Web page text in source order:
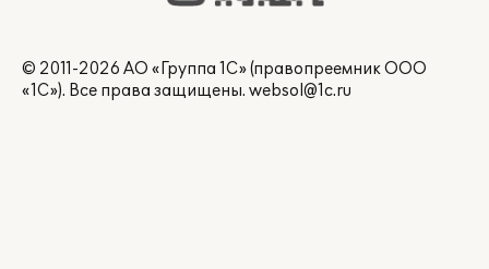
© 2011-2026 АО «Группа 1С» (правопреемник ООО
«1С»). Все права защищены. websol@1c.ru